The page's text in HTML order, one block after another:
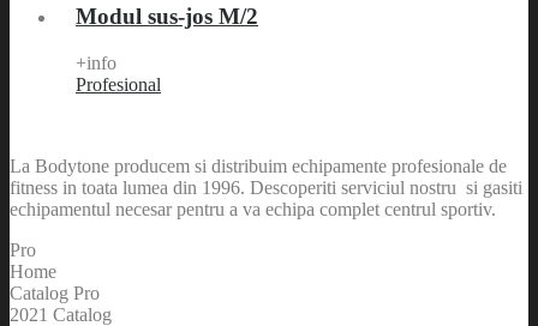
Modul sus-jos M/2
+info
Profesional
La Bodytone producem si distribuim echipamente profesionale de
fitness in toata lumea din 1996. Descoperiti serviciul nostru si gasiti
echipamentul necesar pentru a va echipa complet centrul sportiv.
Pro
Home
Catalog Pro
2021 Catalog